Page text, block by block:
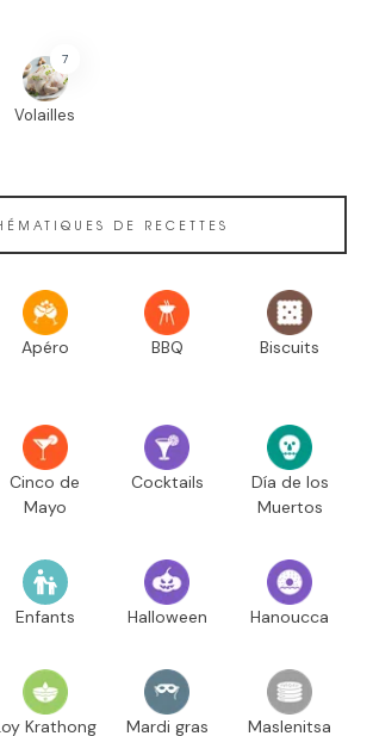
7
Volailles
DE RECETTES
Apéro BBQ Biscuits
Cinco de
Mayo
Cocktails
Día de los
Muertos
Enfants Halloween Hanoucca
Krathong Mardi gras Maslenitsa